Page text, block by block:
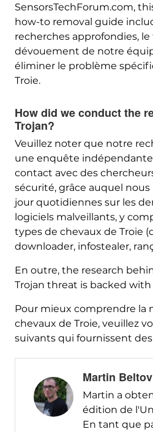
SensorsTechForum.com,
how-to removal guide
recherches approfondies,
dévouement de notre
éliminer le problème
Troie.
How did we conduct the
Trojan?
Veuillez noter que notre
une enquête
contact avec des
sécurité, grâce auquel nous
jour quotidiennes sur les
logiciels malveillants, y
types de chevaux de Troie
downloader, infostealer,
En outre, the research
Trojan threat is backed with
Pour mieux comprendre la
chevaux de Troie, veuillez
suivants qui fournissent
Martin Beltov
Martin a
édition de
En tant que